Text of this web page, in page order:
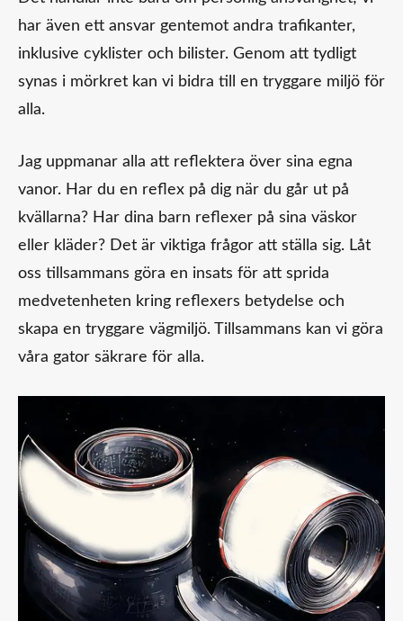
har även ett ansvar gentemot andra trafikanter,
inklusive cyklister och bilister. Genom att tydligt
synas i mörkret kan vi bidra till en tryggare miljö för
alla.
Jag uppmanar alla att reflektera över sina egna
vanor. Har du en reflex på dig när du går ut på
kvällarna? Har dina barn reflexer på sina väskor
eller kläder? Det är viktiga frågor att ställa sig. Låt
oss tillsammans göra en insats för att sprida
medvetenheten kring reflexers betydelse och
skapa en tryggare vägmiljö. Tillsammans kan vi göra
våra gator säkrare för alla.